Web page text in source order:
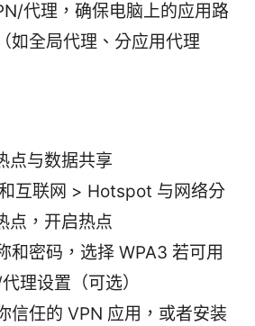
代理，确保电脑上的应用路
如全局代理、分应用代理
点与数据共享
互联网 > Hotspot 与网络分
点，开启热点
和密码，选择 WPA3 若可用
理设置（可选）
信任的 VPN 应用，或者安装